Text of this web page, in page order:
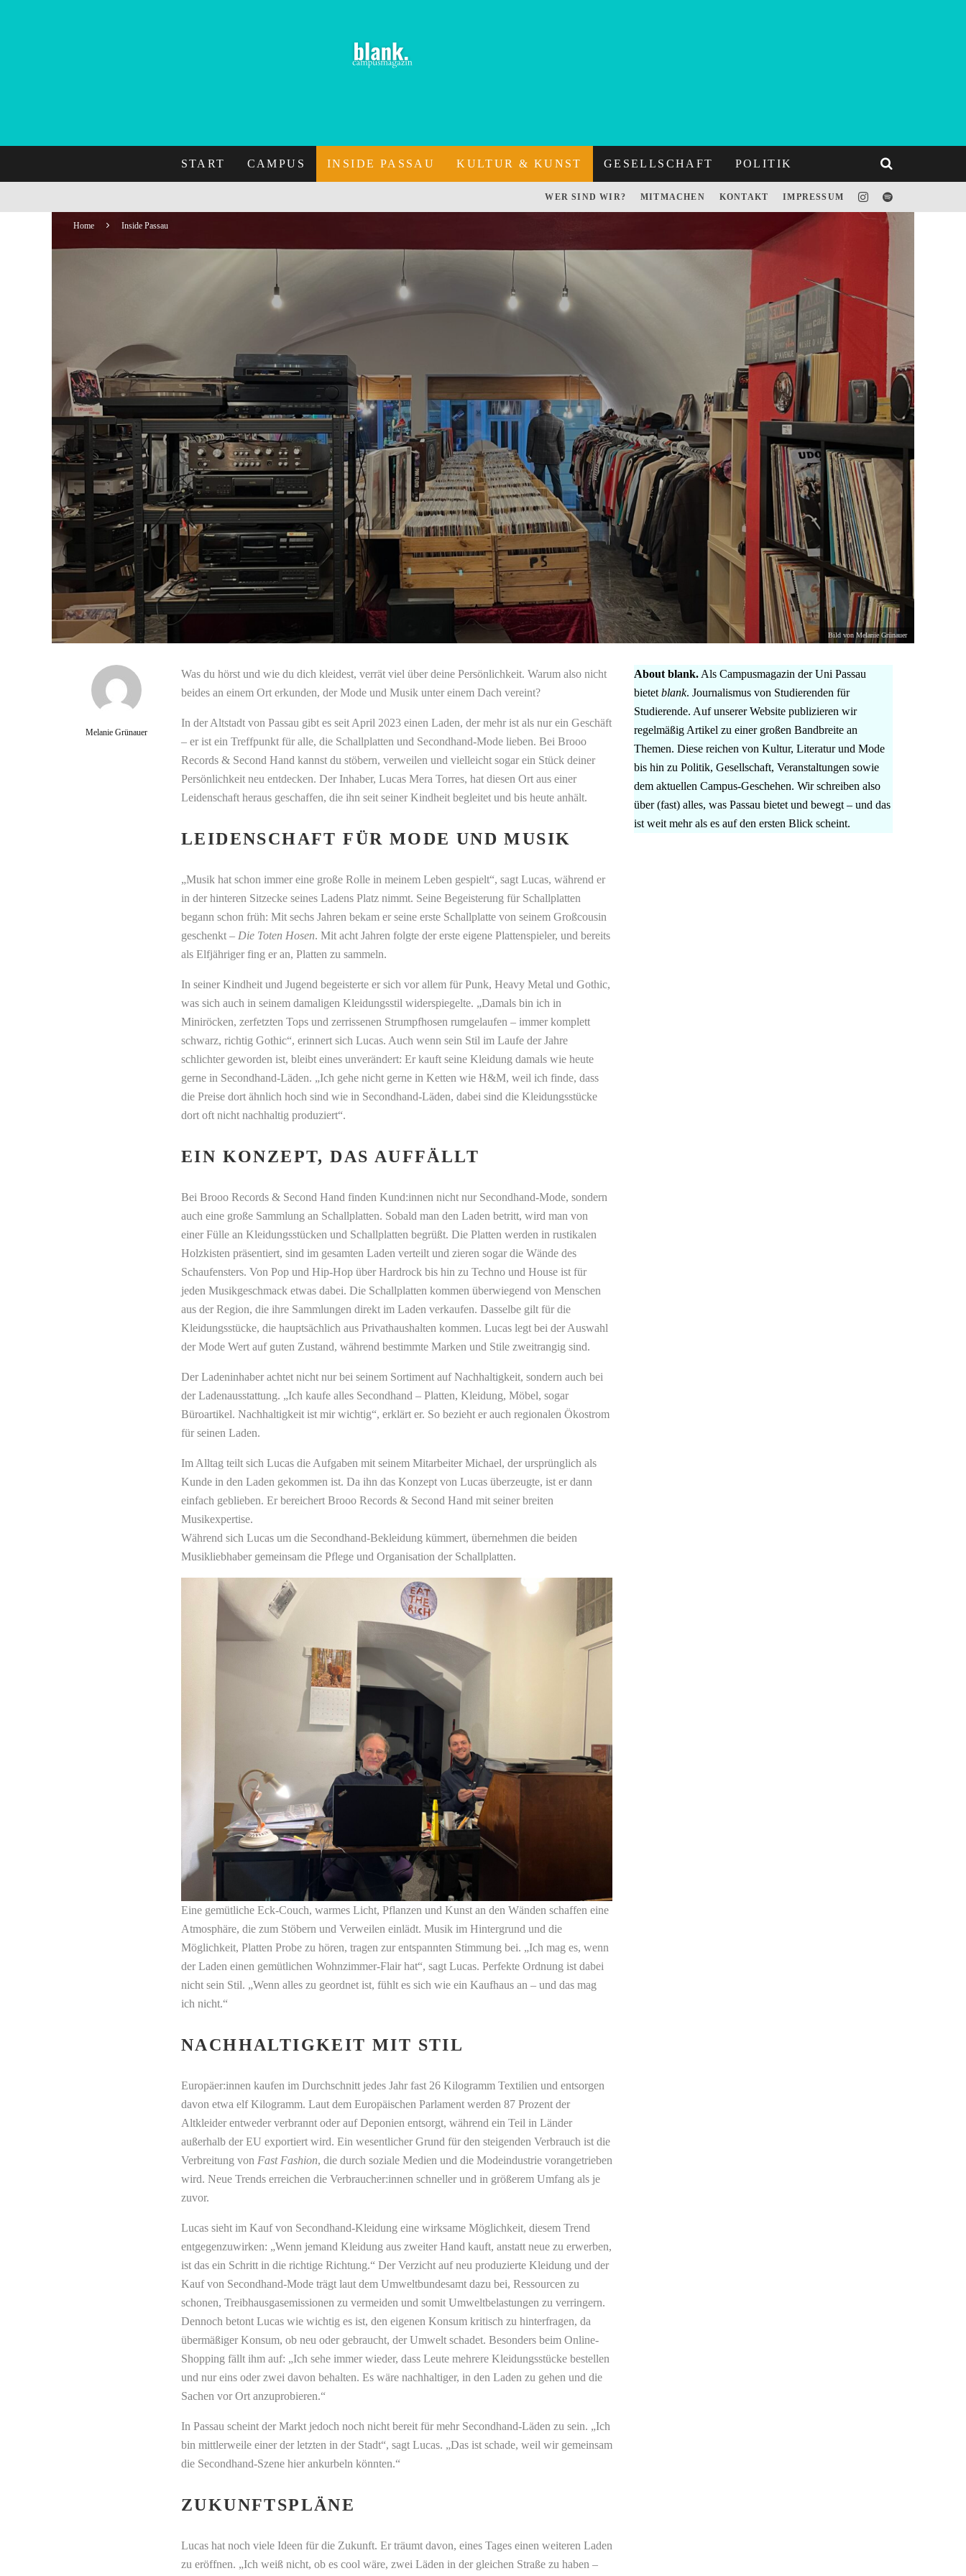
START CAMPUS INSIDE PASSAU KULTUR & KUNST GESELLSCHAFT POLITIK
WER SIND WIR? MITMACHEN KONTAKT IMPRESSUM
Home Inside Passau
Bild von Melanie Grünauer
Melanie Grünauer
Was du hörst und wie du dich kleidest, verrät viel über deine Persönlichkeit. Warum also nicht
beides an einem Ort erkunden, der Mode und Musik unter einem Dach vereint?
In der Altstadt von Passau gibt es seit April 2023 einen Laden, der mehr ist als nur ein Geschäft
– er ist ein Treffpunkt für alle, die Schallplatten und Secondhand-Mode lieben. Bei Brooo
Records & Second Hand kannst du stöbern, verweilen und vielleicht sogar ein Stück deiner
Persönlichkeit neu entdecken. Der Inhaber, Lucas Mera Torres, hat diesen Ort aus einer
Leidenschaft heraus geschaffen, die ihn seit seiner Kindheit begleitet und bis heute anhält.
LEIDENSCHAFT FÜR MODE UNDMUSIK
„Musik hat schon immer eine große Rolle in meinem Leben gespielt“, sagt Lucas, während er
in der hinteren Sitzecke seines Ladens Platz nimmt. Seine Begeisterung für Schallplatten
begann schon früh: Mit sechs Jahren bekam er seine erste Schallplatte von seinem Großcousin
geschenkt – Die Toten Hosen. Mit acht Jahren folgte der erste eigene Plattenspieler, und bereits
als Elfjähriger fing er an, Platten zu sammeln.
In seiner Kindheit und Jugend begeisterte er sich vor allem für Punk, Heavy Metal und Gothic,
was sich auch in seinem damaligen Kleidungsstil widerspiegelte. „Damals bin ich in
Miniröcken, zerfetzten Tops und zerrissenen Strumpfhosen rumgelaufen – immer komplett
schwarz, richtig Gothic“, erinnert sich Lucas. Auch wenn sein Stil im Laufe der Jahre
schlichter geworden ist, bleibt eines unverändert: Er kauft seine Kleidung damals wie heute
gerne in Secondhand-Läden. „Ich gehe nicht gerne in Ketten wie H&M, weil ich finde, dass
die Preise dort ähnlich hoch sind wie in Secondhand-Läden, dabei sind die Kleidungsstücke
dort oft nicht nachhaltig produziert“.
EIN KONZEPT, DAS AUFFÄLLT
Bei Brooo Records & Second Hand finden Kund:innen nicht nur Secondhand-Mode, sondern
auch eine große Sammlung an Schallplatten. Sobald man den Laden betritt, wird man von
einer Fülle an Kleidungsstücken und Schallplatten begrüßt. Die Platten werden in rustikalen
Holzkisten präsentiert, sind im gesamten Laden verteilt und zieren sogar die Wände des
Schaufensters. Von Pop und Hip-Hop über Hardrock bis hin zu Techno und House ist für
jeden Musikgeschmack etwas dabei. Die Schallplatten kommen überwiegend von Menschen
aus der Region, die ihre Sammlungen direkt im Laden verkaufen. Dasselbe gilt für die
Kleidungsstücke, die hauptsächlich aus Privathaushalten kommen. Lucas legt bei der Auswahl
der Mode Wert auf guten Zustand, während bestimmte Marken und Stile zweitrangig sind.
Der Ladeninhaber achtet nicht nur bei seinem Sortiment auf Nachhaltigkeit, sondern auch bei
der Ladenausstattung. „Ich kaufe alles Secondhand – Platten, Kleidung, Möbel, sogar
Büroartikel. Nachhaltigkeit ist mir wichtig“, erklärt er. So bezieht er auch regionalen Ökostrom
für seinen Laden.
Im Alltag teilt sich Lucas die Aufgaben mit seinem Mitarbeiter Michael, der ursprünglich als
Kunde in den Laden gekommen ist. Da ihn das Konzept von Lucas überzeugte, ist er dann
einfach geblieben. Er bereichert Brooo Records & Second Hand mit seiner breiten
Musikexpertise.
Während sich Lucas um die Secondhand-Bekleidung kümmert, übernehmen die beiden
Musikliebhaber gemeinsam die Pflege und Organisation der Schallplatten.
Eine gemütliche Eck-Couch, warmes Licht, Pflanzen und Kunst an den Wänden schaffen eine
Atmosphäre, die zum Stöbern und Verweilen einlädt. Musik im Hintergrund und die
Möglichkeit, Platten Probe zu hören, tragen zur entspannten Stimmung bei. „Ich mag es, wenn
der Laden einen gemütlichen Wohnzimmer-Flair hat“, sagt Lucas. Perfekte Ordnung ist dabei
nicht sein Stil. „Wenn alles zu geordnet ist, fühlt es sich wie ein Kaufhaus an – und das mag
ich nicht.“
NACHHALTIGKEIT MIT STIL
Europäer:innen kaufen im Durchschnitt jedes Jahr fast 26 Kilogramm Textilien und entsorgen
davon etwa elf Kilogramm. Laut dem Europäischen Parlament werden 87 Prozent der
Altkleider entweder verbrannt oder auf Deponien entsorgt, während ein Teil in Länder
außerhalb der EU exportiert wird. Ein wesentlicher Grund für den steigenden Verbrauch ist die
Verbreitung von Fast Fashion, die durch soziale Medien und die Modeindustrie vorangetrieben
wird. Neue Trends erreichen die Verbraucher:innen schneller und in größerem Umfang als je
zuvor.
Lucas sieht im Kauf von Secondhand-Kleidung eine wirksame Möglichkeit, diesem Trend
entgegenzuwirken: „Wenn jemand Kleidung aus zweiter Hand kauft, anstatt neue zu erwerben,
ist das ein Schritt in die richtige Richtung.“ Der Verzicht auf neu produzierte Kleidung und der
Kauf von Secondhand-Mode trägt laut dem Umweltbundesamt dazu bei, Ressourcen zu
schonen, Treibhausgasemissionen zu vermeiden und somit Umweltbelastungen zu verringern.
Dennoch betont Lucas wie wichtig es ist, den eigenen Konsum kritisch zu hinterfragen, da
übermäßiger Konsum, ob neu oder gebraucht, der Umwelt schadet. Besonders beim Online-
Shopping fällt ihm auf: „Ich sehe immer wieder, dass Leute mehrere Kleidungsstücke bestellen
und nur eins oder zwei davon behalten. Es wäre nachhaltiger, in den Laden zu gehen und die
Sachen vor Ort anzuprobieren.“
In Passau scheint der Markt jedoch noch nicht bereit für mehr Secondhand-Läden zu sein. „Ich
bin mittlerweile einer der letzten in der Stadt“, sagt Lucas. „Das ist schade, weil wir gemeinsam
die Secondhand-Szene hier ankurbeln könnten.“
ZUKUNFTSPLÄNE
Lucas hat noch viele Ideen für die Zukunft. Er träumt davon, eines Tages einen weiteren Laden
zu eröffnen. „Ich weiß nicht, ob es cool wäre, zwei Läden in der gleichen Straße zu haben –
About blank. Als Campusmagazin der Uni Passau
bietet blank. Journalismus von Studierenden für
Studierende. Auf unserer Website publizieren wir
regelmäßig Artikel zu einer großen Bandbreite an
Themen. Diese reichen von Kultur, Literatur und Mode
bis hin zu Politik, Gesellschaft, Veranstaltungen sowie
dem aktuellen Campus-Geschehen. Wir schreiben also
über (fast) alles, was Passau bietet und bewegt – und das
ist weit mehr als es auf den ersten Blick scheint.